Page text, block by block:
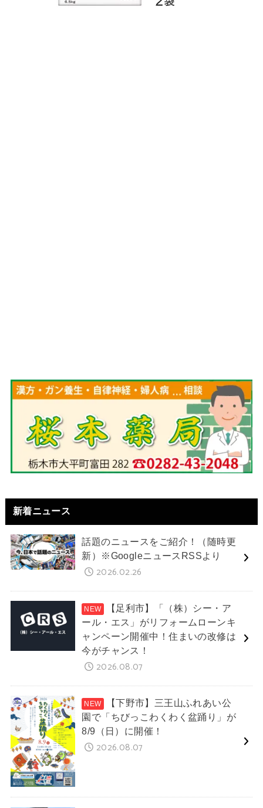
新着ニュース
話題のニュースをご紹介！（随時更
新）※GoogleニュースRSSより
2026.02.26
【足利市】「（株）シー・ア
ール・エス」がリフォームローンキ
ャンペーン開催中！住まいの改修は
今がチャンス！
2026.08.07
【下野市】三王山ふれあい公
園で「ちびっこわくわく盆踊り」が
8/9（日）に開催！
2026.08.07